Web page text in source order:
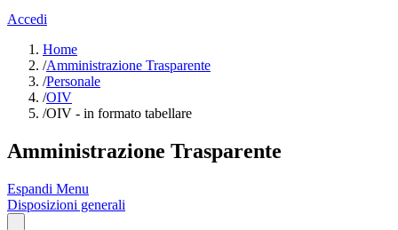
Accedi
Home
/Amministrazione Trasparente
/Personale
/OIV
/OIV - in formato tabellare
Amministrazione Trasparente
Espandi Menu
Disposizioni generali